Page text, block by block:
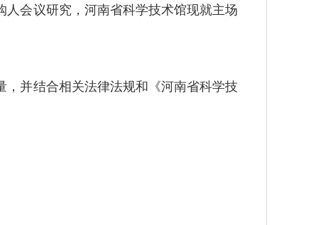
会议研究，河南省科学技术馆现就主场
并结合相关法律法规和《河南省科学技